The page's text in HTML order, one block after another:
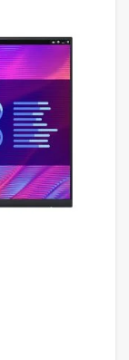
hình truyền
việc làm
trải nghiệm
chính xác
kẻ thù
xe qua các
hình ảnh